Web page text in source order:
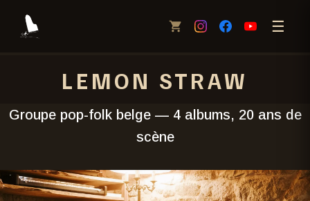
☰
LEMON STRAW
Groupe pop-folk belge — 4 albums, 20 ans de
scène